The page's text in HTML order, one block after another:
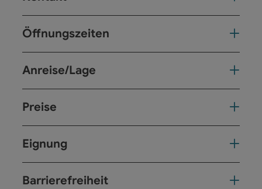
Öffnungszeiten
Anreise/Lage
Preise
Eignung
Barrierefreiheit